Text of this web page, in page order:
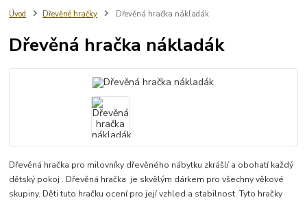
Úvod Dřevěné hračky Dřevěná hračka nákladák
Dřevěná hračka nákladák
Dřevěná hračka pro milovníky dřevěného nábytku zkrášlí a obohatí každý
dětský pokoj . Dřevěná hračka je skvělým dárkem pro všechny věkové
skupiny. Děti tuto hračku ocení pro její vzhled a stabilnost. Tyto hračky